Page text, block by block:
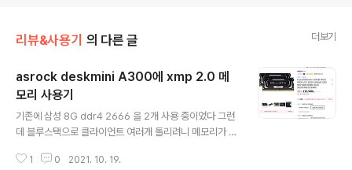
리뷰&사용기 의 다른 글 더보기
asrock deskmini A300에 xmp 2.0 메
모리 사용기
기존에 삼성 8G ddr4 2666 을 2개 사용 중이었다 그런
데 블루스택으로 클라이언트 여러개 돌리려니 메모리가 부
비싸다... 그런던 차에 11마존의 딜이 발견 되었다 해당 램
1 0 2021. 10. 19.